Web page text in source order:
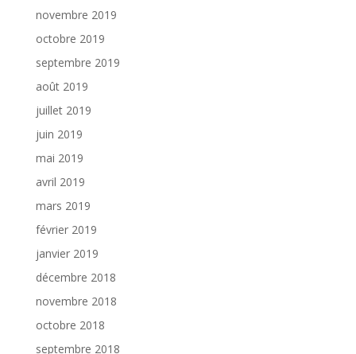
novembre 2019
octobre 2019
septembre 2019
août 2019
juillet 2019
juin 2019
mai 2019
avril 2019
mars 2019
février 2019
janvier 2019
décembre 2018
novembre 2018
octobre 2018
septembre 2018